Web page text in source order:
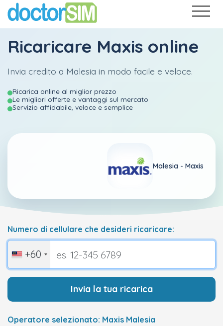
Ricaricare Maxis online
Invia credito a Malesia in modo facile e veloce.
Ricarica online al miglior prezzo
Le migliori offerte e vantaggi sul mercato
Servizio affidabile, veloce e semplice
Malesia - Maxis
Numero di cellulare che desideri ricaricare:
+60
Invia la tua ricarica
Operatore selezionato: Maxis Malesia